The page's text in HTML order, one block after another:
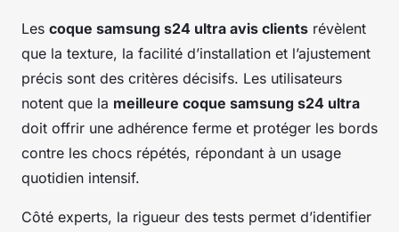
Les coque samsung s24 ultra avis clients révèlent
que la texture, la facilité d’installation et l’ajustement
précis sont des critères décisifs. Les utilisateurs
notent que la meilleure coque samsung s24 ultra
doit offrir une adhérence ferme et protéger les bords
contre les chocs répétés, répondant à un usage
quotidien intensif.
Côté experts, la rigueur des tests permet d’identifier